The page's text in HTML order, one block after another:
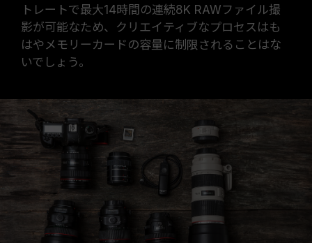
トレートで最大14時間の連続8K RAWファイル撮
影が可能なため、クリエイティブなプロセスはも
はやメモリーカードの容量に制限されることはな
いでしょう。